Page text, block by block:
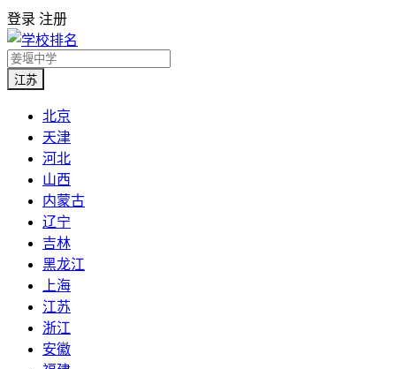
登录 注册
江苏
北京
天津
河北
山西
内蒙古
辽宁
吉林
黑龙江
上海
江苏
浙江
安徽